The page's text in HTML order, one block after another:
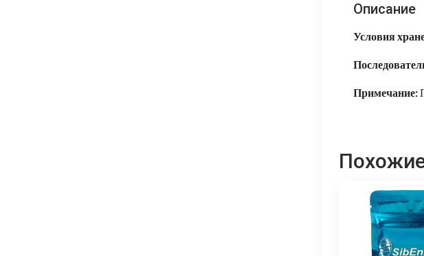
Описание
Условия
Примечание: